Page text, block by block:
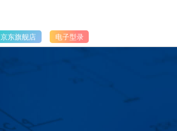
京东旗舰店 电子型录